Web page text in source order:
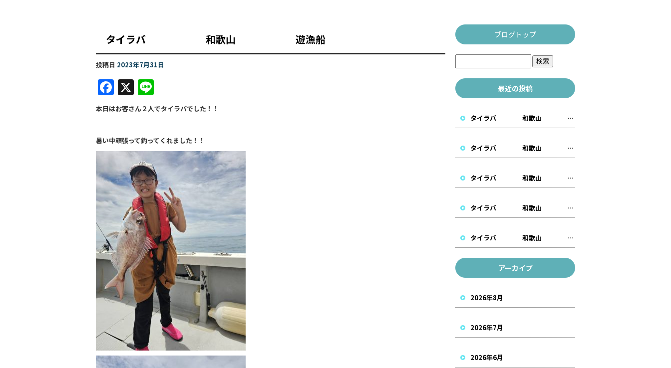
タイラバ 和歌山 遊漁船
投稿日 2023年7月31日
F
a
c
e
b
o
o
k
X
n
e
本日はお客さん２人でタイラバでした！！
暑い中頑張って釣ってくれました！！
ブログトップ
最近の投稿
タイラバ 和歌山 遊漁船
タイラバ 和歌山 遊漁船
タイラバ 和歌山 遊漁船
タイラバ 和歌山 遊漁船
タイラバ 和歌山 遊漁船
アーカイブ
2026年8月
2026年7月
2026年6月